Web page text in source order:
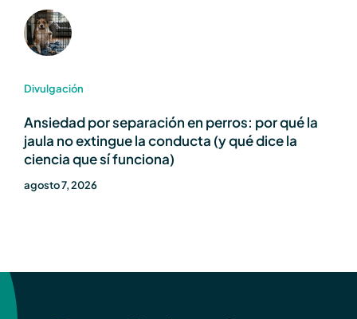
Divulgación
Ansiedad por separación en perros: por qué la
jaula no extingue la conducta (y qué dice la
ciencia que sí funciona)
agosto 7, 2026